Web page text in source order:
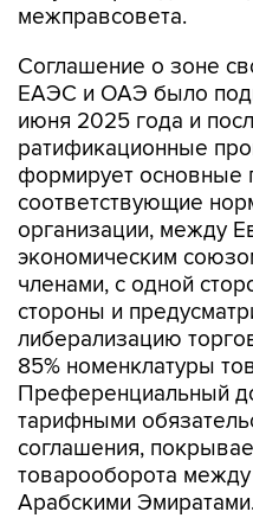
межправсовета.
Соглашение о зоне
ЕАЭС и ОАЭ было
июня 2025 года и
ратификационные
формирует основные
соответствующие
организации, между
экономическим
членами, с одной
стороны и
либерализацию
85% номенклатуры
Преференциальный
тарифными
соглашения,
товарооборота
Арабскими